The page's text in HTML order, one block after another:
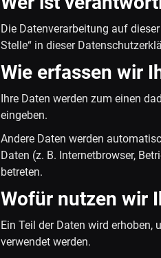
Die Datenverarbeitung auf
Stelle“ in dieser
Wie erfassen wir
Ihre Daten werden zum einen
eingeben.
Andere Daten werden
Daten (z. B. Internetbrowser,
betreten.
Wofür nutzen wir
Ein Teil der Daten wird erhoben,
verwendet werden.